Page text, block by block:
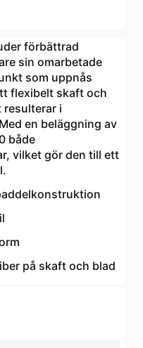
förbättrad
sin omarbetade
som uppnås
flexibelt skaft och
i
en beläggning av
både
vilket gör den till ett
på skaft och blad